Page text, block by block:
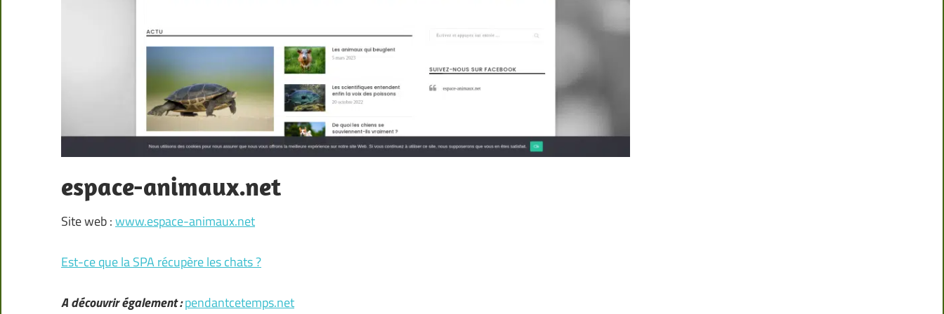
espace-animaux.net
Site web :www.espace-animaux.net
Est-ce que la SPA récupère les chats ?
A découvrir également :pendantcetemps.net